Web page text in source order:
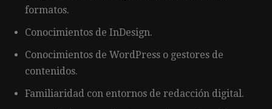
formatos.
Conocimientos de InDesign.
Conocimientos de WordPress o gestores de
contenidos.
Familiaridad con entornos de redacción digital.